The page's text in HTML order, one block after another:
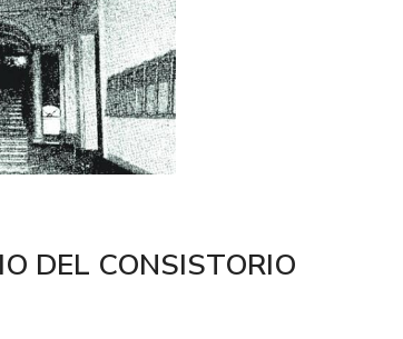
DEL CONSISTORIO